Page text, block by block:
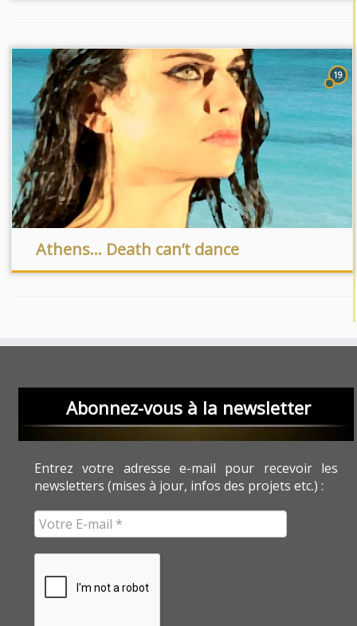
19
Athens… Death can’t dance
Abonnez-vous à la newsletter
Entrez votre adresse e-mail pour recevoir les
newsletters (mises à jour, infos des projets etc.) :